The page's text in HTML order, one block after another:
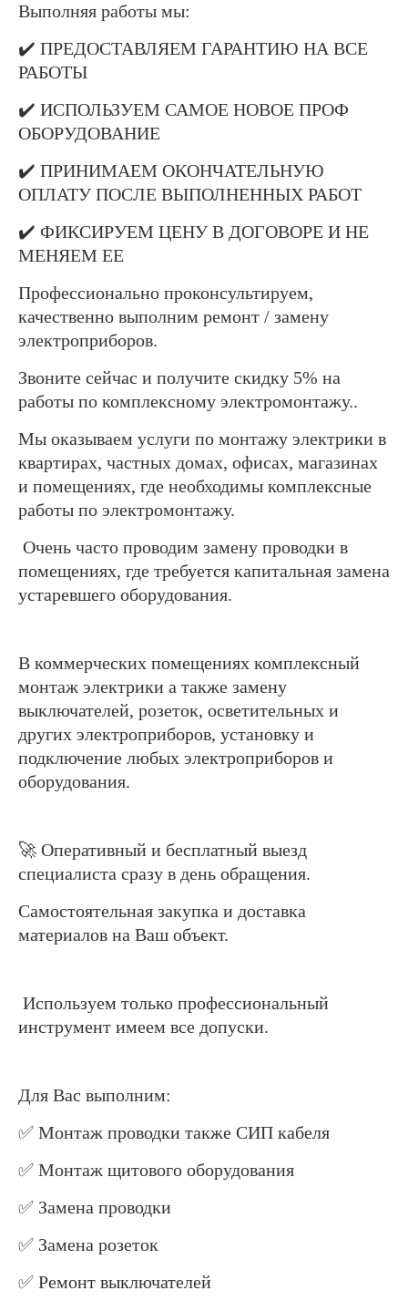
Выполняя работы мы:
✔️ ПРЕДОСТАВЛЯЕМ ГАРАНТИЮ НА ВСЕ
РАБОТЫ
✔️ ИСПОЛЬЗУЕМ САМОЕ НОВОЕ ПРОФ
ОБОРУДОВАНИЕ
✔️ ПРИНИМАЕМ ОКОНЧАТЕЛЬНУЮ
ОПЛАТУ ПОСЛЕ ВЫПОЛНЕННЫХ РАБОТ
✔️ ФИКСИРУЕМ ЦЕНУ В ДОГОВОРЕ И НЕ
МЕНЯЕМ ЕЕ
Профессионально проконсультируем,
качественно выполним ремонт / замену
электроприборов.
Звоните сейчас и получите скидку 5% на
работы по комплексному электромонтажу..
Мы оказываем услуги по монтажу электрики в
квартирах, частных домах, офисах, магазинах
и помещениях, где необходимы комплексные
работы по электромонтажу.
Очень часто проводим замену проводки в
помещениях, где требуется капитальная замена
устаревшего оборудования.
В коммерческих помещениях комплексный
монтаж электрики а также замену
выключателей, розеток, осветительных и
других электроприборов, установку и
подключение любых электроприборов и
оборудования.
🚀 Оперативный и бесплатный выезд
специалиста сразу в день обращения.
Самостоятельная закупка и доставка
материалов на Ваш объект.
Используем только профессиональный
инструмент имеем все допуски.
Для Вас выполним:
✅️ Монтаж проводки также СИП кабеля
✅️ Монтаж щитового оборудования
✅️ Замена проводки
✅️ Замена розеток
✅️ Ремонт выключателей